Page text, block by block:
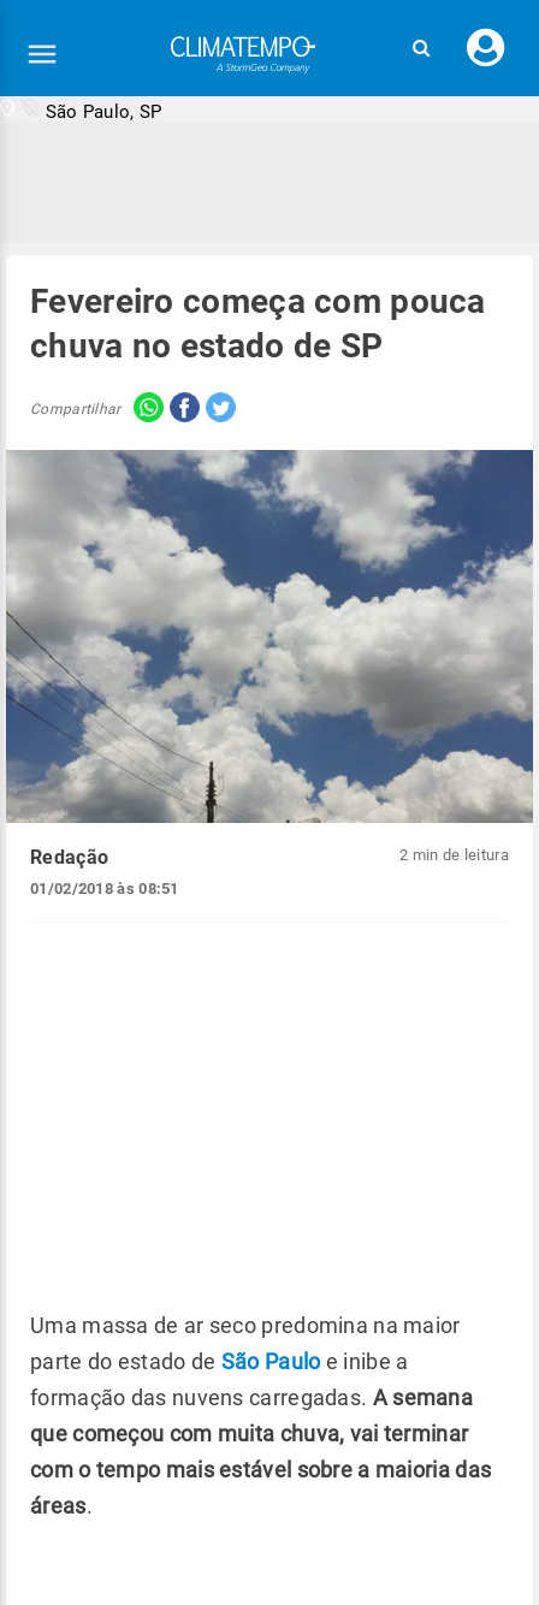
seu
São Paulo, SP
Fevereiro começa com pouca
chuva no estado de SP
Compartilhar
Redação
01/02/2018 às 08:51
2 min de leitura
Uma massa de ar seco predomina na maior
parte do estado de São Pauloe inibe a
formação das nuvens carregadas. A semana
que começou com muita chuva, vai terminar
com o tempo mais estável sobre a maioria das
áreas.